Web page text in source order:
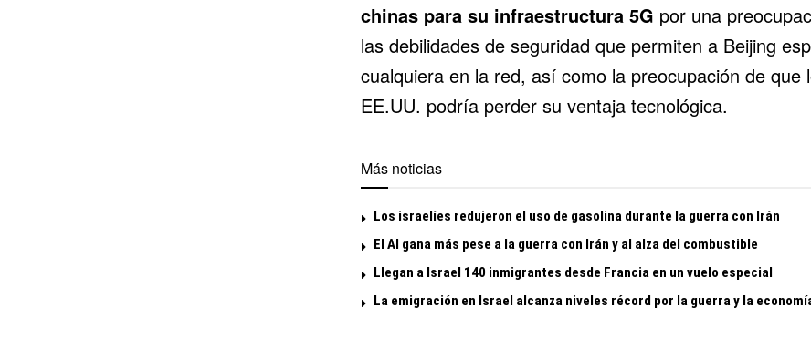
chinas para su infraestructura 5G por una
las debilidades de seguridad que permiten a Beijing
cualquiera en la red, así como la preocupación de que
EE.UU. podría perder su ventaja tecnológica.
Más noticias
Los israelíes redujeron el uso de gasolina durante la guerra con Irán
El Al gana más pese a la guerra con Irán y al alza del combustible
Llegan a Israel 140 inmigrantes desde Francia en un vuelo especial
La emigración en Israel alcanza niveles récord por la guerra y la